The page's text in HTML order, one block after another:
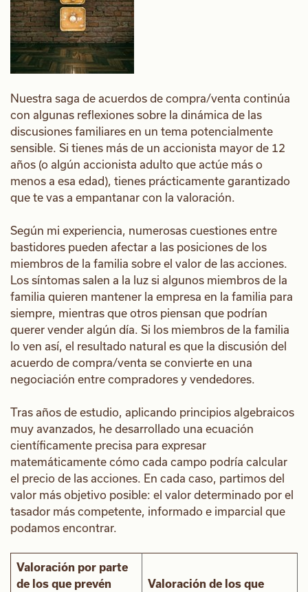
Nuestra saga de acuerdos de compra/venta continúa
con algunas reflexiones sobre la dinámica de las
discusiones familiares en un tema potencialmente
sensible. Si tienes más de un accionista mayor de 12
años (o algún accionista adulto que actúe más o
menos a esa edad), tienes prácticamente garantizado
que te vas a empantanar con la valoración.
Según mi experiencia, numerosas cuestiones entre
bastidores pueden afectar a las posiciones de los
miembros de la familia sobre el valor de las acciones.
Los síntomas salen a la luz si algunos miembros de la
familia quieren mantener la empresa en la familia para
siempre, mientras que otros piensan que podrían
querer vender algún día. Si los miembros de la familia
lo ven así, el resultado natural es que la discusión del
acuerdo de compra/venta se convierte en una
negociación entre compradores y vendedores.
Tras años de estudio, aplicando principios algebraicos
muy avanzados, he desarrollado una ecuación
científicamente precisa para expresar
matemáticamente cómo cada campo podría calcular
el precio de las acciones. En cada caso, partimos del
valor más objetivo posible: el valor determinado por el
tasador más competente, informado e imparcial que
podamos encontrar.
Valoración por parte
de los que prevén
Valoración de los que